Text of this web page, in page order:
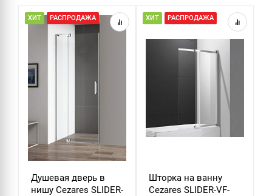
ХИТ РАСПРОДАЖА
Душевая дверь в
нишу Cezares SLIDER-
ХИТ РАСПРОДАЖА
Шторка на ванну
Cezares SLIDER-VF-